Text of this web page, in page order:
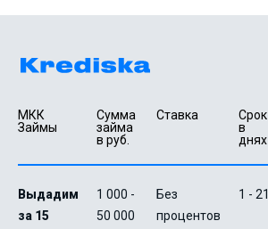
МКК
Займы
Сумма
займа
в руб.
Ставка
Срок
в
днях
Выдадим
за 15
1 000 -
50 000
Без
процентов
1 - 21